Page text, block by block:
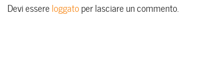
Devi essere loggatoper lasciare un commento.